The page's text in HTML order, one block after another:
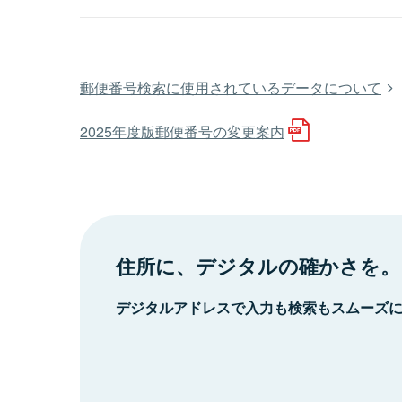
郵便番号検索に使用されているデータについて
2025年度版郵便番号の変更案内
住所に、デジタルの確かさを。
デジタルアドレスで入力も検索もスムーズ